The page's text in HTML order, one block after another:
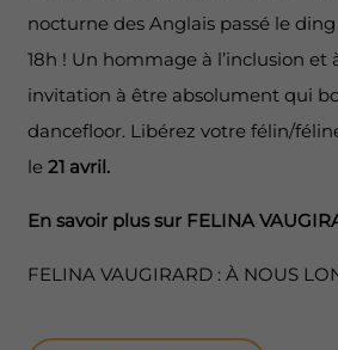
nocturne des Anglais passé le
18h ! Un hommage à l’inclusion et
invitation à être absolument qui
dancefloor. Libérez votre félin/
le 21 avril.
En savoir plus sur FELINA
FELINA VAUGIRARD : À NOUS